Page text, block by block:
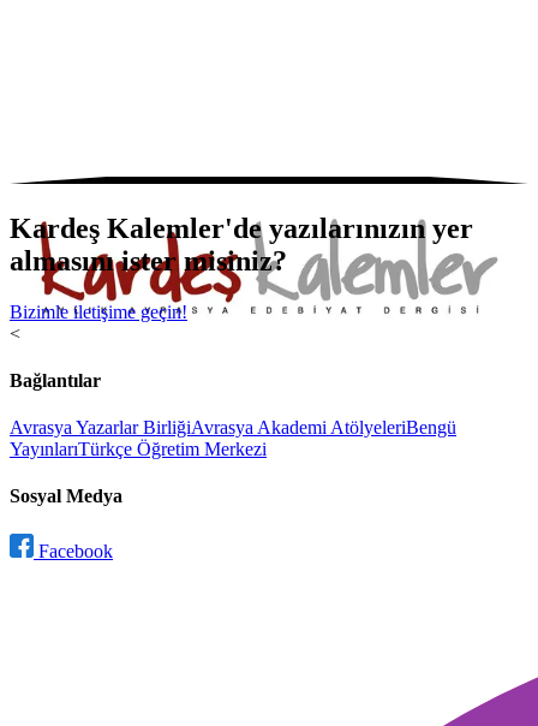
Kardeş Kalemler'de yazılarınızın yer
almasını ister misiniz?
Bizimle iletişime geçin!
<
Bağlantılar
Avrasya Yazarlar BirliğiAvrasya Akademi AtölyeleriBengü
YayınlarıTürkçe Öğretim Merkezi
Sosyal Medya
Facebook